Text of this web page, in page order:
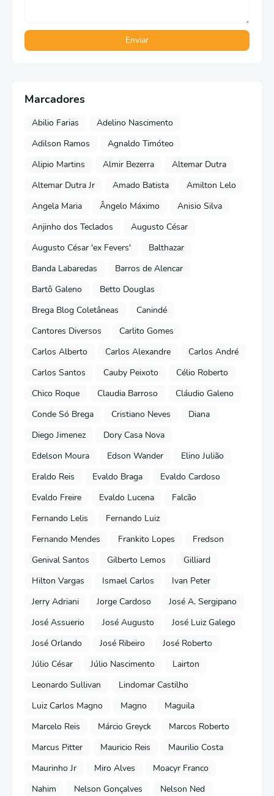
Marcadores
Abilio Farias
Adelino Nascimento
Adilson Ramos
Agnaldo Timóteo
Alipio Martins
Almir Bezerra
Altemar Dutra
Altemar Dutra Jr
Amado Batista
Amilton Lelo
Angela Maria
Ângelo Máximo
Anisio Silva
Anjinho dos Teclados
Augusto César
Augusto César 'ex Fevers'
Balthazar
Banda Labaredas
Barros de Alencar
Bartô Galeno
Betto Douglas
Brega Blog Coletâneas
Canindé
Cantores Diversos
Carlito Gomes
Carlos Alberto
Carlos Alexandre
Carlos André
Carlos Santos
Cauby Peixoto
Célio Roberto
Chico Roque
Claudia Barroso
Cláudio Galeno
Conde Só Brega
Cristiano Neves
Diana
Diego Jimenez
Dory Casa Nova
Edelson Moura
Edson Wander
Elino Julião
Eraldo Reis
Evaldo Braga
Evaldo Cardoso
Evaldo Freire
Evaldo Lucena
Falcão
Fernando Lelis
Fernando Luiz
Fernando Mendes
Frankito Lopes
Fredson
Genival Santos
Gilberto Lemos
Gilliard
Hilton Vargas
Ismael Carlos
Ivan Peter
Jerry Adriani
Jorge Cardoso
José A. Sergipano
José Assuerio
José Augusto
José Luiz Galego
José Orlando
José Ribeiro
José Roberto
Júlio César
Júlio Nascimento
Lairton
Leonardo Sullivan
Lindomar Castilho
Luiz Carlos Magno
Magno
Maguila
Marcelo Reis
Márcio Greyck
Marcos Roberto
Marcus Pitter
Mauricio Reis
Maurilio Costa
Maurinho Jr
Miro Alves
Moacyr Franco
Nahim
Nelson Gonçalves
Nelson Ned